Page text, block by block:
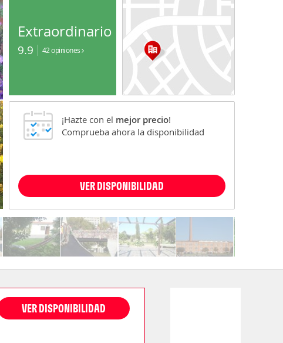
Extraordinario
9.9 42 opiniones
¡Hazte con el mejor precio!
Comprueba ahora la disponibilidad
VER DISPONIBILIDAD
VER DISPONIBILIDAD